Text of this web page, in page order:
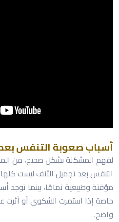
أسباب صعوبة التنفس
لفهم المشكلة بشكل صحيح، من
التنفس بعد تجميل الأنف ليست
مؤقتة وطبيعية تمامًا، بينما توجد
خاصة إذا استمرت الشكوى أو
واضح.